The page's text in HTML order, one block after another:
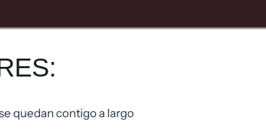
quedan contigo a largo